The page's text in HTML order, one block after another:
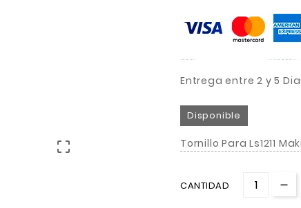

Entrega entre 2 y 5
Disponible
Tornillo Para Ls1211
CANTIDAD